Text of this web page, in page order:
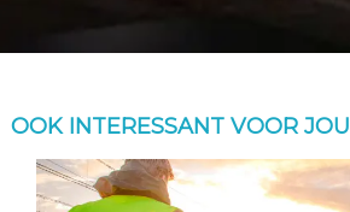
OOK INTERESSANT VOOR JOU